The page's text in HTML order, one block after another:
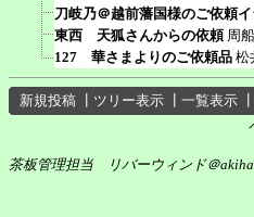
刀岐乃＠越前藩国様のご依頼イ
東西 天狐さんからの依頼 周
127 華さまよりのご依頼品 松
新規投稿 ツリー表示 一覧表示
茶板管理担当 リバーウィンド＠